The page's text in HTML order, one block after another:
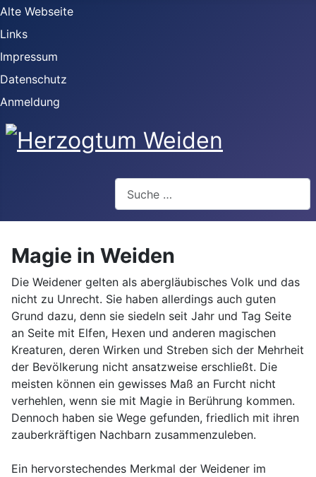
Alte Webseite
Links
Impressum
Datenschutz
Anmeldung
Magie in Weiden
Die Weidener gelten als abergläubisches Volk und das
nicht zu Unrecht. Sie haben allerdings auch guten
Grund dazu, denn sie siedeln seit Jahr und Tag Seite
an Seite mit Elfen, Hexen und anderen magischen
Kreaturen, deren Wirken und Streben sich der Mehrheit
der Bevölkerung nicht ansatzweise erschließt. Die
meisten können ein gewisses Maß an Furcht nicht
verhehlen, wenn sie mit Magie in Berührung kommen.
Dennoch haben sie Wege gefunden, friedlich mit ihren
zauberkräftigen Nachbarn zusammenzuleben.
Ein hervorstechendes Merkmal der Weidener im